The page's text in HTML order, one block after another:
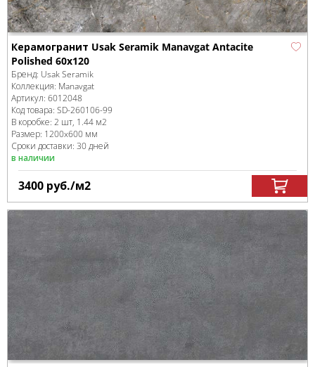
Керамогранит Usak Seramik Manavgat Antacite
Polished 60x120
Бренд: Usak Seramik
Коллекция: Manavgat
Артикул: 6012048
Код товара: SD-260106-99
В коробке: 2 шт, 1.44 м2
Размер: 1200x600 мм
Сроки доставки: 30 дней
в наличии
3400 руб./м2